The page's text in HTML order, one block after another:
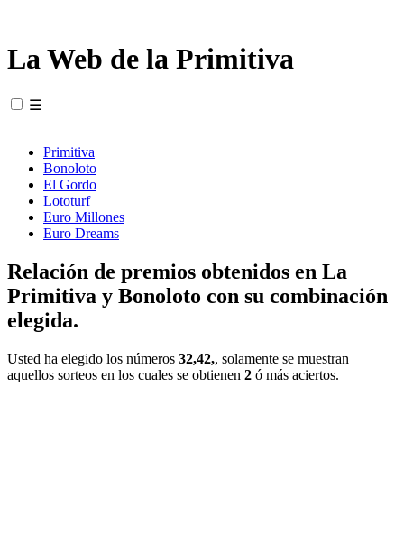
La Web de la Primitiva
☰
Primitiva
Bonoloto
El Gordo
Lototurf
Euro Millones
Euro Dreams
Relación de premios obtenidos en La
Primitiva y Bonoloto con su combinación
elegida.
Usted ha elegido los números 32,42,, solamente se muestran
aquellos sorteos en los cuales se obtienen 2 ó más aciertos.